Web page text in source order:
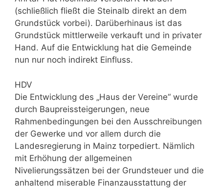
(schließlich fließt die Steinalb direkt an dem
Grundstück vorbei). Darüberhinaus ist das
Grundstück mittlerweile verkauft und in privater
Hand. Auf die Entwicklung hat die Gemeinde
nun nur noch indirekt Einfluss.
HDV
Die Entwicklung des „Haus der Vereine“ wurde
durch Baupreissteigerungen, neue
Rahmenbedingungen bei den Ausschreibungen
der Gewerke und vor allem durch die
Landesregierung in Mainz torpediert. Nämlich
mit Erhöhung der allgemeinen
Nivelierungssätzen bei der Grundsteuer und die
anhaltend miserable Finanzausstattung der